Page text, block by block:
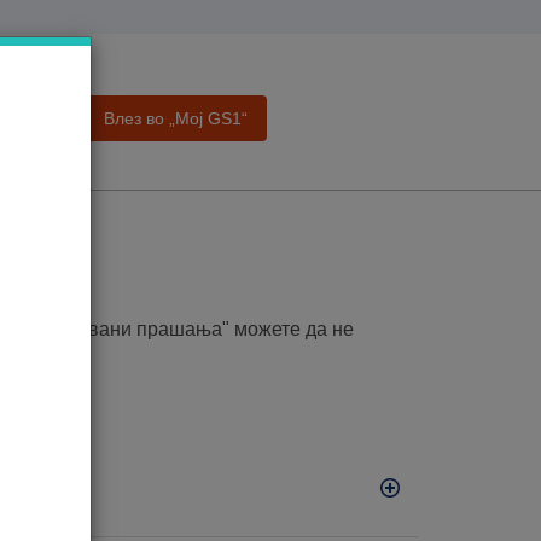
Влез во „Moj GS1“
поставувани прашања" можете да не